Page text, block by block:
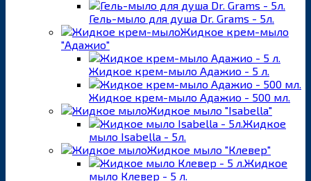
Гель-мыло для душа Dr. Grams - 5л.
Жидкое крем-мыло
"Адажио"
Жидкое крем-мыло Адажио - 5 л.
Жидкое крем-мыло Адажио - 500 мл.
Жидкое мыло "Isabella"
Жидкое
мыло Isabella - 5л.
Жидкое мыло "Клевер"
Жидкое
мыло Клевер - 5 л.